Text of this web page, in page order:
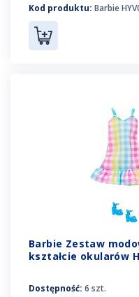
Kod produktu: Barbie
Barbie Zestaw
kształcie okularów
Dostępność: 6 szt.